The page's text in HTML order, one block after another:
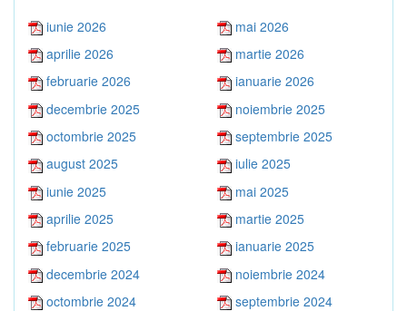
iunie 2026
mai 2026
aprilie 2026
martie 2026
februarie 2026
ianuarie 2026
decembrie 2025
noiembrie 2025
octombrie 2025
septembrie 2025
august 2025
iulie 2025
iunie 2025
mai 2025
aprilie 2025
martie 2025
februarie 2025
ianuarie 2025
decembrie 2024
noiembrie 2024
octombrie 2024
septembrie 2024